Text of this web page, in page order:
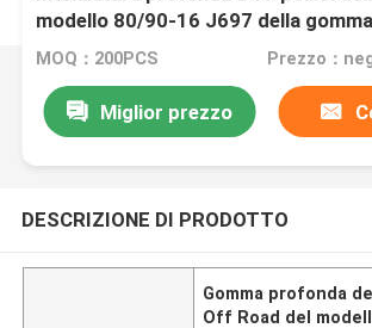
modello 80/90-16 J697 della
motociclo di Off Road del E-segno
MOQ：200PCS Prezzo：
Miglior prezzo
DESCRIZIONE DI PRODOTTO
Gomma profonda
Off Road del